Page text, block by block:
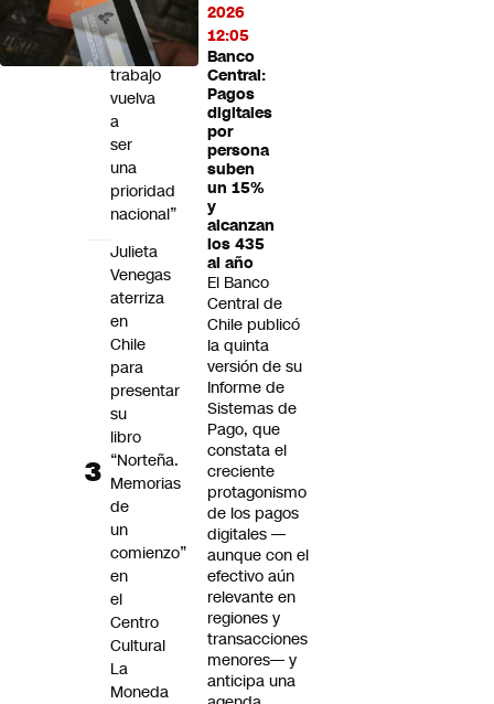
2026
12:05
Banco
Central:
Pagos
digitales
por
persona
suben
un 15%
y
alcanzan
los 435
al año
El Banco
Central de
Chile publicó
la quinta
versión de su
Informe de
Sistemas de
Pago, que
constata el
creciente
protagonismo
de los pagos
digitales —
aunque con el
efectivo aún
relevante en
regiones y
transacciones
menores— y
anticipa una
que
recuperar
el
trabajo
vuelva
a
ser
una
prioridad
nacional”
Julieta
Venegas
aterriza
en
Chile
para
presentar
su
libro
“Norteña.
Memorias
de
un
comienzo”
en
el
Centro
Cultural
La
Moneda